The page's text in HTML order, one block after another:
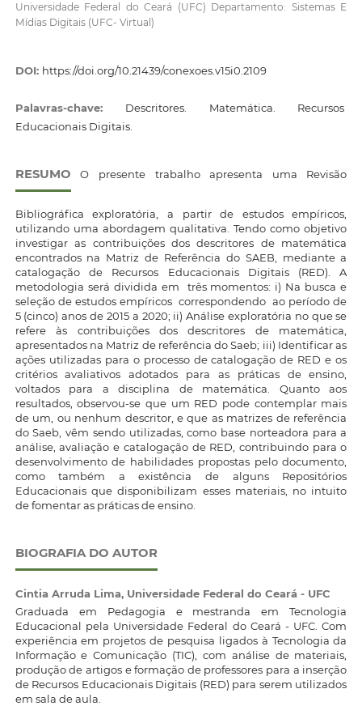
Universidade Federal do Ceará (UFC) Departamento: Sistemas E
Mídias Digitais (UFC- Virtual)
DOI: https://doi.org/10.21439/conexoes.v15i0.2109
Palavras-chave: Descritores. Matemática. Recursos
Educacionais Digitais.
RESUMO O presente trabalho apresenta uma Revisão
Bibliográfica exploratória, a partir de estudos empíricos,
utilizando uma abordagem qualitativa. Tendo como objetivo
investigar as contribuições dos descritores de matemática
encontrados na Matriz de Referência do SAEB, mediante a
catalogação de Recursos Educacionais Digitais (RED). A
metodologia será dividida em três momentos: i) Na busca e
seleção de estudos empíricos correspondendo ao período de
5 (cinco) anos de 2015 a 2020; ii) Análise exploratória no que se
refere às contribuições dos descritores de matemática,
apresentados na Matriz de referência do Saeb; iii) Identificar as
ações utilizadas para o processo de catalogação de RED e os
critérios avaliativos adotados para as práticas de ensino,
voltados para a disciplina de matemática. Quanto aos
resultados, observou-se que um RED pode contemplar mais
de um, ou nenhum descritor, e que as matrizes de referência
do Saeb, vêm sendo utilizadas, como base norteadora para a
análise, avaliação e catalogação de RED, contribuindo para o
desenvolvimento de habilidades propostas pelo documento,
como também a existência de alguns Repositórios
Educacionais que disponibilizam esses materiais, no intuito
de fomentar as práticas de ensino.
BIOGRAFIA DO AUTOR
Cintia Arruda Lima, Universidade Federal do Ceará - UFC
Graduada em Pedagogia e mestranda em Tecnologia
Educacional pela Universidade Federal do Ceará - UFC. Com
experiência em projetos de pesquisa ligados à Tecnologia da
Informação e Comunicação (TIC), com análise de materiais,
produção de artigos e formação de professores para a inserção
de Recursos Educacionais Digitais (RED) para serem utilizados
em sala de aula.